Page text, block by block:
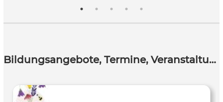
Bildungsangebote, Termine, Veranstaltungen